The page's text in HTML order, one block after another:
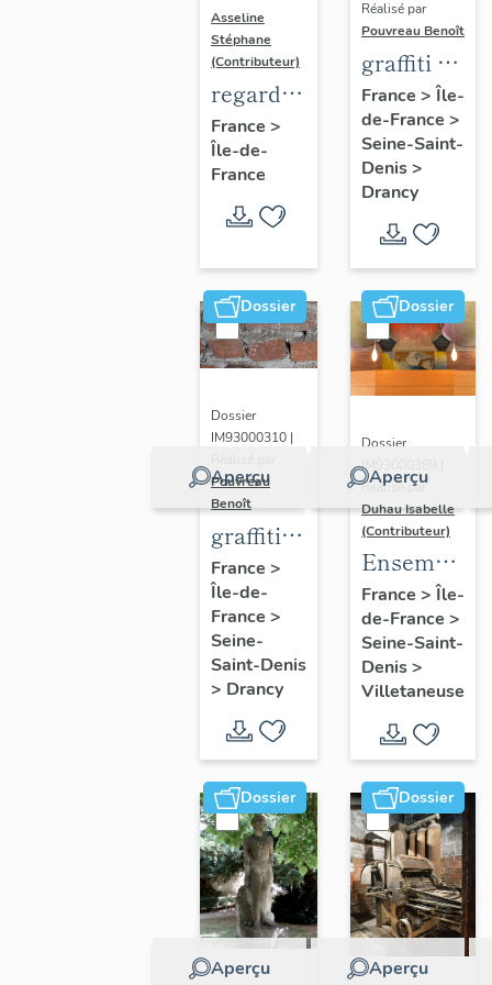
Asseline
Stéphane
(Contributeur)
regard
photographique
sur les
paysages
de la
de
France.
France >
Île-de-
France
Réalisé par
Pouvreau Benoît
graffiti de
chambrée
sur
revers de
façade
France > Île-
de-France >
Seine-Saint-
Denis>
Drancy
Dossier
Aperçu
Dossier
IM93000310 |
Pouvreau
Benoît
graffiti
sur murs
et
charpentes
des
"caves-
prisons
France >
Île-de-
France >
Seine-
Saint-Denis
> Drancy
Dossier
Aperçu
Dossier
IM93000389 |
Réalisé par
Duhau Isabelle
(Contributeur)
Ensemble
de deux
décors
France > Île-
de-France >
Seine-Saint-
Denis>
Villetaneuse
Dossier
Aperçu
Dossier
Aperçu